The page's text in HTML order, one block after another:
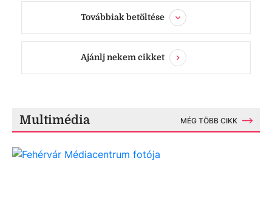
Továbbiak betöltése
Ajánlj nekem cikket
Multimédia MÉG TÖBB CIKK